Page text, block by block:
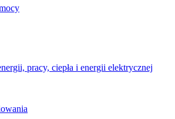
pracy, ciepła i energii elektrycznej